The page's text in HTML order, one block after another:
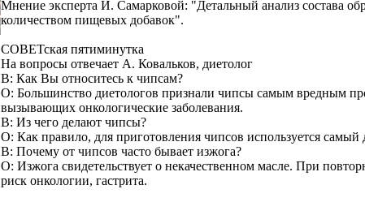
Мнение эксперта И. Самарковой: "Детальный анализ состава
количеством пищевых добавок".
СОВЕТская пятиминутка
На вопросы отвечает А. Ковальков, диетолог
В: Как Вы относитесь к чипсам?
О: Большинство диетологов признали чипсы самым вредным
вызывающих онкологические заболевания.
В: Из чего делают чипсы?
О: Как правило, для приготовления чипсов используется
В: Почему от чипсов часто бывает изжога?
О: Изжога свидетельствует о некачественном масле. При
риск онкологии, гастрита.